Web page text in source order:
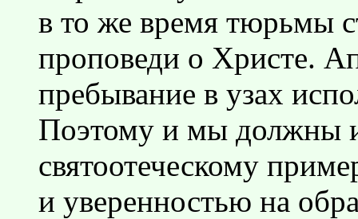
в то же время тюрьмы
проповеди о Христе.
пребывание в узах
Поэтому и мы должны
святоотеческому
и уверенностью на